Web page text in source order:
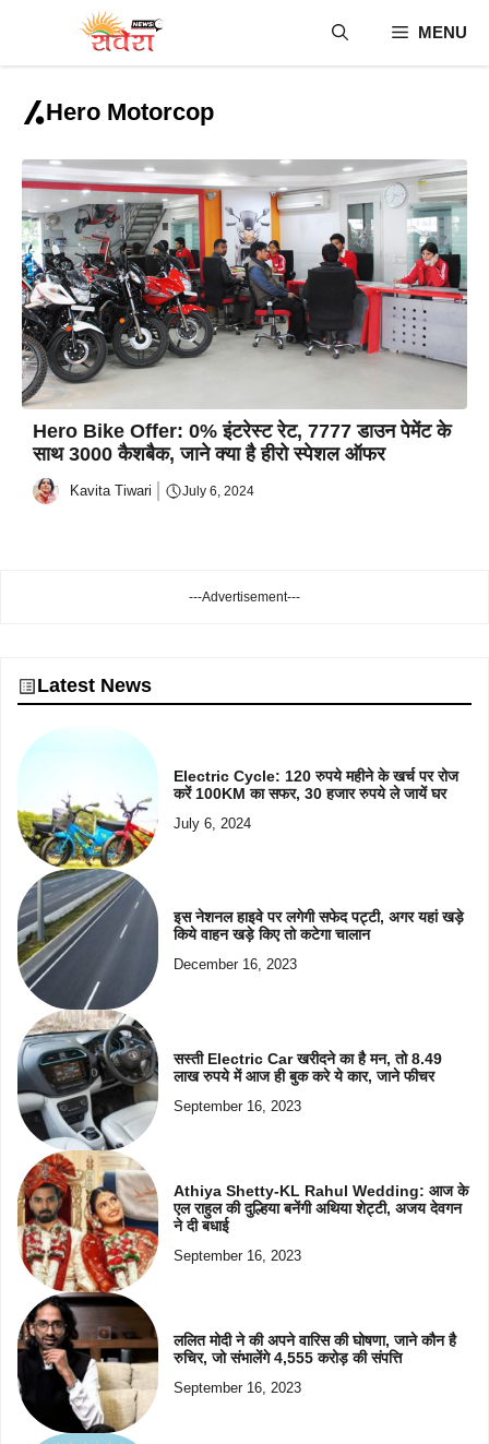
content
MENU
Hero Motorcop
Hero Bike Offer: 0% इंटरेस्ट रेट, 7777 डाउन पेमेंट के
साथ 3000 कैशबैक, जाने क्या है हीरो स्पेशल ऑफर
Kavita Tiwari July 6, 2024
---Advertisement---
Latest News
Electric Cycle: 120 रुपये महीने के खर्च पर रोज
करें 100KM का सफर, 30 हजार रुपये ले जायें घर
July 6, 2024
इस नेशनल हाइवे पर लगेगी सफेद पट्टी, अगर यहां खड़े
किये वाहन खड़े किए तो कटेगा चालान
December 16, 2023
सस्ती Electric Car खरीदने का है मन, तो 8.49
लाख रुपये में आज ही बुक करे ये कार, जाने फीचर
September 16, 2023
Athiya Shetty-KL Rahul Wedding: आज के
एल राहुल की दुल्हिया बनेंगी अथिया शेट्टी, अजय देवगन
ने दी बधाई
September 16, 2023
ललित मोदी ने की अपने वारिस की घोषणा, जाने कौन है
रुचिर, जो संभालेंगे 4,555 करोड़ की संपत्ति
September 16, 2023